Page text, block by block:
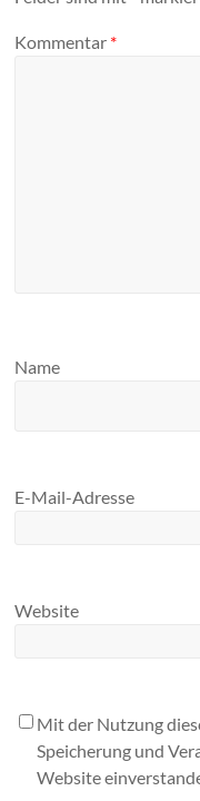
Kommentar *
Name
E-Mail-Adresse
Website
Mit der Nutzung
Speicherung und
Website